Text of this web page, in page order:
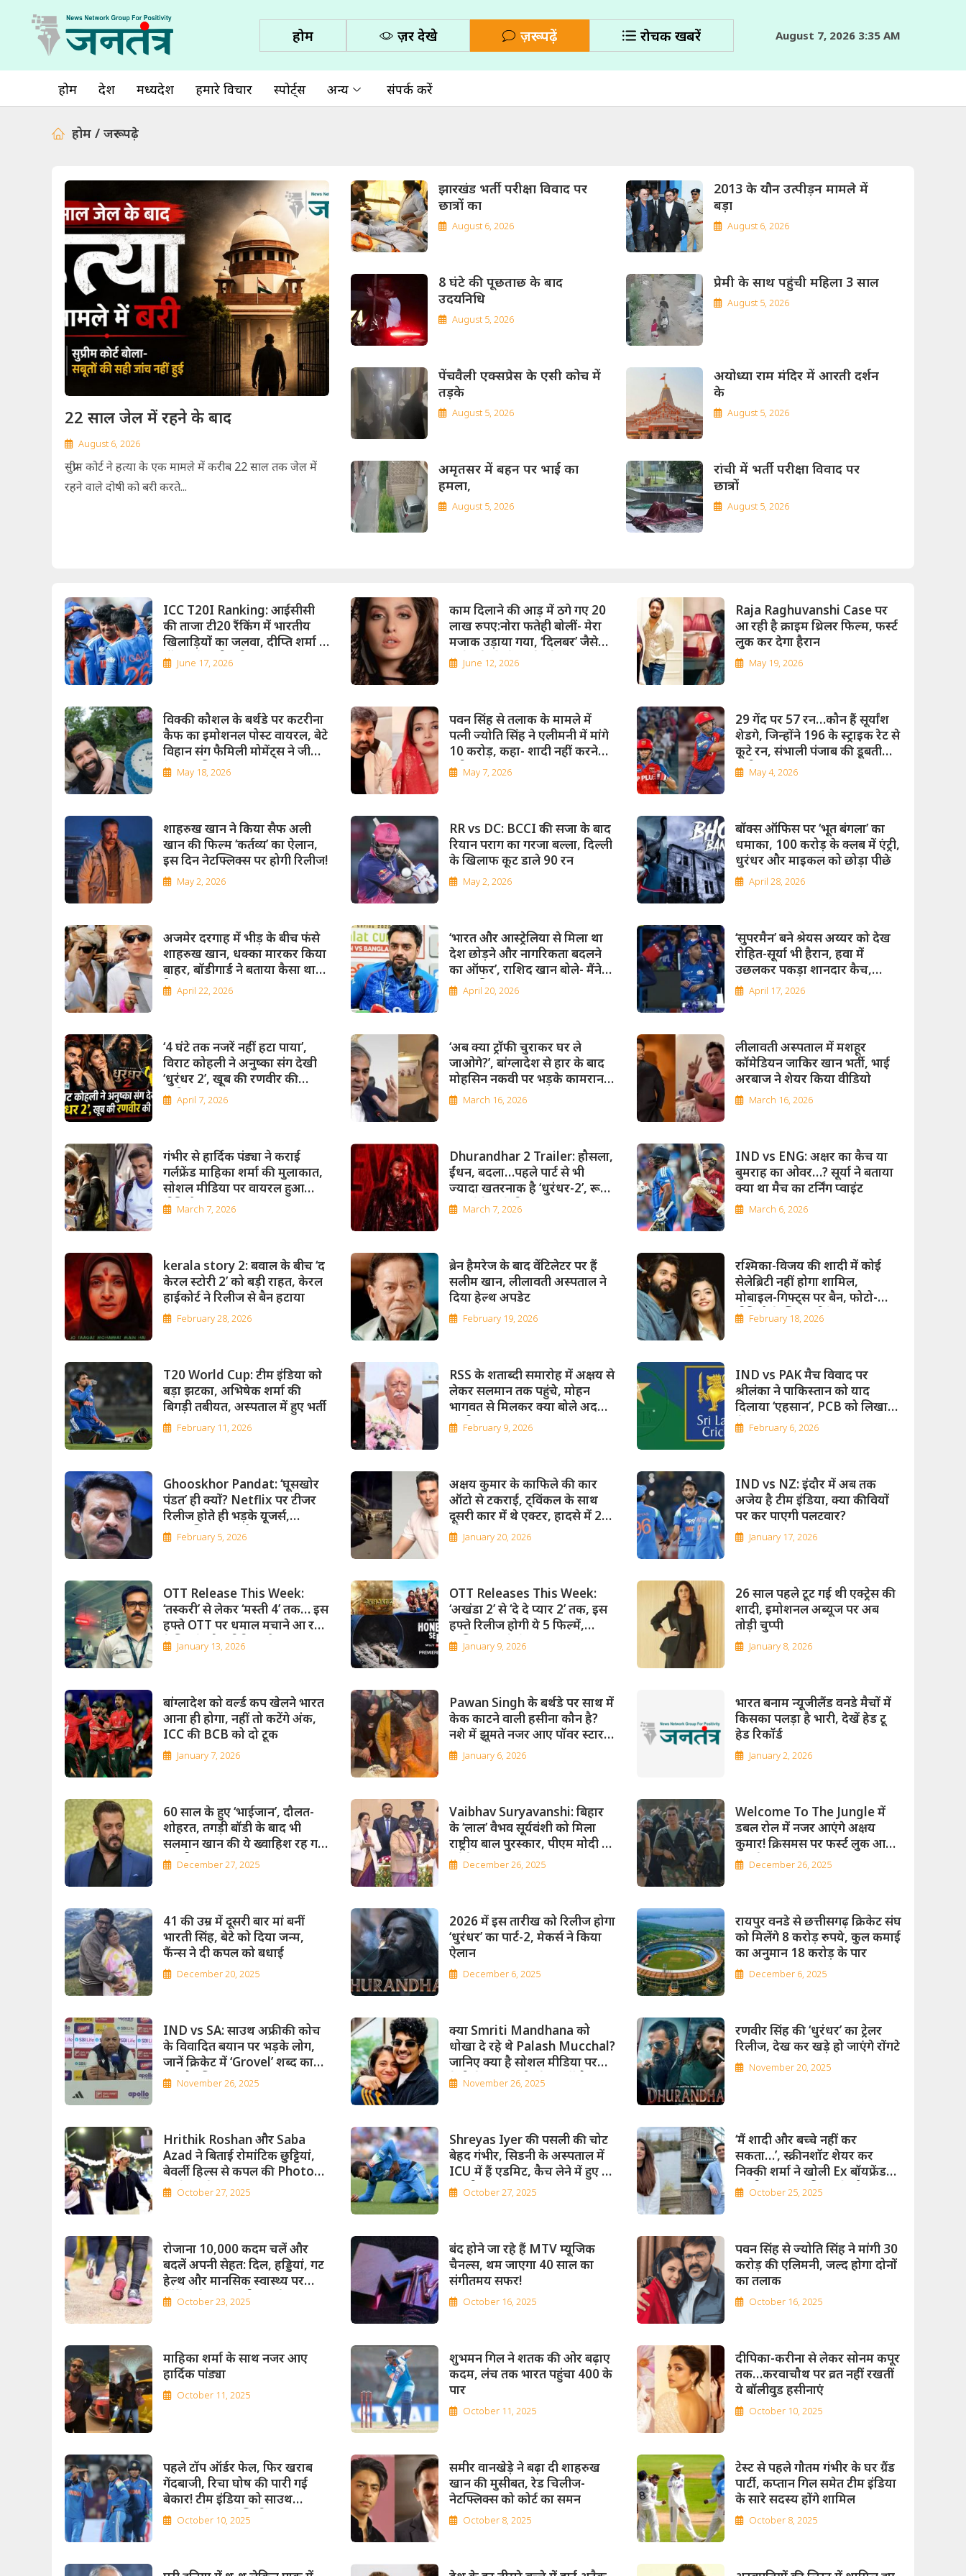
होम ज़रूर देखे ज़रूर पढ़ें रोचक खबरें August 7, 2026 3:35 AM
होम देश मध्यप्रदेश हमारे विचार स्पोर्ट्स अन्य संपर्क करें
होम / जरूर पढ़े
22 साल जेल में रहने के बाद
August 6, 2026
सुप्रीम कोर्ट ने हत्या के एक मामले में करीब 22 साल तक जेल में
रहने वाले दोषी को बरी करते...
झारखंड भर्ती परीक्षा विवाद पर
छात्रों का
August 6, 2026
2013 के यौन उत्पीड़न मामले में
बड़ा
August 6, 2026
8 घंटे की पूछताछ के बाद
उदयनिधि
August 5, 2026
प्रेमी के साथ पहुंची महिला 3 साल
August 5, 2026
पेंचवैली एक्सप्रेस के एसी कोच में
तड़के
August 5, 2026
अयोध्या राम मंदिर में आरती दर्शन
के
August 5, 2026
अमृतसर में बहन पर भाई का
हमला,
August 5, 2026
रांची में भर्ती परीक्षा विवाद पर
छात्रों
August 5, 2026
ICC T20I Ranking: आईसीसी
की ताजा टी20 रैंकिंग में भारतीय
खिलाड़ियों का जलवा, दीप्ति शर्मा ने
टॉप-5 में मारी एंट्री
June 17, 2026
काम दिलाने की आड़ में ठगे गए 20
लाख रुपए:नोरा फतेही बोलीं- मेरा
मजाक उड़ाया गया, ‘दिलबर’ जैसे
कई गाने फ्री में करने पड़े
June 12, 2026
Raja Raghuvanshi Case पर
आ रही है क्राइम थ्रिलर फिल्म, फर्स्ट
लुक कर देगा हैरान
May 19, 2026
विक्की कौशल के बर्थडे पर कटरीना
कैफ का इमोशनल पोस्ट वायरल, बेटे
विहान संग फैमिली मोमेंट्स ने जीता
फैंस का दिल
May 18, 2026
पवन सिंह से तलाक के मामले में
पत्नी ज्योति सिंह ने एलीमनी में मांगे
10 करोड़, कहा- शादी नहीं करने
दूंगीMay 7, 2026
29 गेंद पर 57 रन…कौन हैं सूर्यांश
शेडगे, जिन्होंने 196 के स्ट्राइक रेट से
कूटे रन, संभाली पंजाब की डूबती
पारीMay 4, 2026
शाहरुख खान ने किया सैफ अली
खान की फिल्म ‘कर्तव्य’ का ऐलान,
इस दिन नेटफ्लिक्स पर होगी रिलीज!
May 2, 2026
RR vs DC: BCCI की सजा के बाद
रियान पराग का गरजा बल्ला, दिल्ली
के खिलाफ कूट डाले 90 रन
May 2, 2026
बॉक्स ऑफिस पर ‘भूत बंगला’ का
धमाका, 100 करोड़ के क्लब में एंट्री,
धुरंधर और माइकल को छोड़ा पीछे
April 28, 2026
अजमेर दरगाह में भीड़ के बीच फंसे
शाहरुख खान, धक्का मारकर किया
बाहर, बॉडीगार्ड ने बताया कैसा था
रिएक्शन
April 22, 2026
‘भारत और आस्ट्रेलिया से मिला था
देश छोड़ने और नागरिकता बदलने
का ऑफर’, राशिद खान बोले- मैंने
ठुकरा दिया
April 20, 2026
‘सुपरमैन’ बने श्रेयस अय्यर को देख
रोहित-सूर्या भी हैरान, हवा में
उछलकर पकड़ा शानदार कैच,
Video
April 17, 2026
‘4 घंटे तक नजरें नहीं हटा पाया’,
विराट कोहली ने अनुष्का संग देखी
‘धुरंधर 2’, खूब की रणवीर की
तारीफApril 7, 2026
‘अब क्या ट्रॉफी चुराकर घर ले
जाओगे?’, बांग्लादेश से हार के बाद
मोहसिन नकवी पर भड़के कामरान
अकमल
March 16, 2026
लीलावती अस्पताल में मशहूर
कॉमेडियन जाकिर खान भर्ती, भाई
अरबाज ने शेयर किया वीडियो
March 16, 2026
गंभीर से हार्दिक पंड्या ने कराई
गर्लफ्रेंड माहिका शर्मा की मुलाकात,
सोशल मीडिया पर वायरल हुआ
वीडियो
March 7, 2026
Dhurandhar 2 Trailer: हौसला,
ईंधन, बदला…पहले पार्ट से भी
ज्यादा खतरनाक है ‘धुरंधर-2’, रूह
कंपा देंगे कई सीन्स
March 7, 2026
IND vs ENG: अक्षर का कैच या
बुमराह का ओवर…? सूर्या ने बताया
क्या था मैच का टर्निंग प्वाइंट
March 6, 2026
kerala story 2: बवाल के बीच ‘द
केरल स्टोरी 2’ को बड़ी राहत, केरल
हाईकोर्ट ने रिलीज से बैन हटाया
February 28, 2026
ब्रेन हैमरेज के बाद वेंटिलेटर पर हैं
सलीम खान, लीलावती अस्पताल ने
दिया हेल्थ अपडेट
February 19, 2026
रश्मिका-विजय की शादी में कोई
सेलेब्रिटी नहीं होगा शामिल,
मोबाइल-गिफ्ट्स पर बैन, फोटो-
वीडियो के लिए एग्रीमेंट हुआ साइन
February 18, 2026
T20 World Cup: टीम इंडिया को
बड़ा झटका, अभिषेक शर्मा की
बिगड़ी तबीयत, अस्पताल में हुए भर्ती
February 11, 2026
RSS के शताब्दी समारोह में अक्षय से
लेकर सलमान तक पहुंचे, मोहन
भागवत से मिलकर क्या बोले अदनान
सामी?February 9, 2026
IND vs PAK मैच विवाद पर
श्रीलंका ने पाकिस्तान को याद
दिलाया ‘एहसान’, PCB को लिखा
लेटरFebruary 6, 2026
Ghooskhor Pandat: ‘घूसखोर
पंडत’ ही क्यों? Netflix पर टीजर
रिलीज होते ही भड़के यूजर्स,
मानवाधिकार आयोग पहुंचा मामला
February 5, 2026
अक्षय कुमार के काफिले की कार
ऑटो से टकराई, ट्विंकल के साथ
दूसरी कार में थे एक्टर, हादसे में 2
लोग घायल
January 20, 2026
IND vs NZ: इंदौर में अब तक
अजेय है टीम इंडिया, क्या कीवियों
पर कर पाएगी पलटवार?
January 17, 2026
OTT Release This Week:
‘तस्करी’ से लेकर ‘मस्ती 4’ तक… इस
हफ्ते OTT पर धमाल मचाने आ रही
ये फिल्में और सीरीज, होगा फुल
एंटरटेनमेंट
January 13, 2026
OTT Releases This Week:
‘अखंडा 2’ से ‘दे दे प्यार 2’ तक, इस
हफ्ते रिलीज होगी ये 5 फिल्में,
जानिए कहां देखें
January 9, 2026
26 साल पहले टूट गई थी एक्ट्रेस की
शादी, इमोशनल अब्यूज पर अब
तोड़ी चुप्पी
January 8, 2026
बांग्लादेश को वर्ल्ड कप खेलने भारत
आना ही होगा, नहीं तो कटेंगे अंक,
ICC की BCB को दो टूक
January 7, 2026
Pawan Singh के बर्थडे पर साथ में
केक काटने वाली हसीना कौन है?
नशे में झूमते नजर आए पॉवर स्टार,
Video
January 6, 2026
भारत बनाम न्यूजीलैंड वनडे मैचों में
किसका पलड़ा है भारी, देखें हेड टू
हेड रिकॉर्ड
January 2, 2026
60 साल के हुए ‘भाईजान’, दौलत-
शोहरत, तगड़ी बॉडी के बाद भी
सलमान खान की ये ख्वाहिश रह गई
अधूरीDecember 27, 2025
Vaibhav Suryavanshi: बिहार
के ‘लाल’ वैभव सूर्यवंशी को मिला
राष्ट्रीय बाल पुरस्कार, पीएम मोदी से
करेंगे मुलाकात
December 26, 2025
Welcome To The Jungle में
डबल रोल में नजर आएंगे अक्षय
कुमार! क्रिसमस पर फर्स्‍ट लुक आया
सामनेDecember 26, 2025
41 की उम्र में दूसरी बार मां बनीं
भारती सिंह, बेटे को दिया जन्म,
फैंन्स ने दी कपल को बधाई
December 20, 2025
2026 में इस तारीख को रिलीज होगा
‘धुरंधर’ का पार्ट-2, मेकर्स ने किया
ऐलान
December 6, 2025
रायपुर वनडे से छत्तीसगढ़ क्रिकेट संघ
को मिलेंगे 8 करोड़ रुपये, कुल कमाई
का अनुमान 18 करोड़ के पार
December 6, 2025
IND vs SA: साउथ अफ्रीकी कोच
के विवादित बयान पर भड़के लोग,
जानें क्रिकेट में ‘Grovel’ शब्द का
क्या है इतिहास
November 26, 2025
क्‍या Smriti Mandhana को
धोखा दे रहे थे Palash Mucchal?
जानिए क्या है सोशल मीडिया पर
तेजी से वायरल हो रहे फ्लर्टी चैट्स
का सच
November 26, 2025
रणवीर सिंह की ‘धुरंधर’ का ट्रेलर
रिलीज, देख कर खड़े हो जाएंगे रोंगटे
November 20, 2025
Hrithik Roshan और Saba
Azad ने बिताई रोमांटिक छुट्टियां,
बेवर्ली हिल्स से कपल की Photos
आईं सामने
October 27, 2025
Shreyas Iyer की पसली की चोट
बेहद गंभीर, सिडनी के अस्पताल में
ICU में हैं एडमिट, कैच लेने में हुए थे
जख्मीOctober 27, 2025
‘मैं शादी और बच्चे नहीं कर
सकता…’, स्क्रीनशॉट शेयर कर
निक्‍की शर्मा ने खोली Ex बॉयफ्रेंड
रणवीर इलाहाबादिया की पोल
October 25, 2025
रोजाना 10,000 कदम चलें और
बदलें अपनी सेहत: दिल, हड्डियां, गट
हेल्थ और मानसिक स्वास्थ्य पर
वॉकिंग के चमत्कारी फायदे
October 23, 2025
बंद होने जा रहे हैं MTV म्यूजिक
चैनल्स, थम जाएगा 40 साल का
संगीतमय सफर!
October 16, 2025
पवन सिंह से ज्योति सिंह ने मांगी 30
करोड़ की एलिमनी, जल्द होगा दोनों
का तलाक
October 16, 2025
माहिका शर्मा के साथ नजर आए
हार्दिक पांड्या
October 11, 2025
शुभमन गिल ने शतक की ओर बढ़ाए
कदम, लंच तक भारत पहुंचा 400 के
पार
October 11, 2025
दीपिका-करीना से लेकर सोनम कपूर
तक…करवाचौथ पर व्रत नहीं रखतीं
ये बॉलीवुड हसीनाएं
October 10, 2025
पहले टॉप ऑर्डर फेल, फिर खराब
गेंदबाजी, रिचा घोष की पारी गई
बेकार! टीम इंडिया को साउथ
अफ्रीका के हाथों मिली हार
October 10, 2025
समीर वानखेड़े ने बढ़ा दी शाहरुख
खान की मुसीबत, रेड चिलीज-
नेटफ्लिक्स को कोर्ट का समन
October 8, 2025
टेस्ट से पहले गौतम गंभीर के घर ग्रैंड
पार्टी, कप्तान गिल समेत टीम इंडिया
के सारे सदस्य होंगे शामिल
October 8, 2025